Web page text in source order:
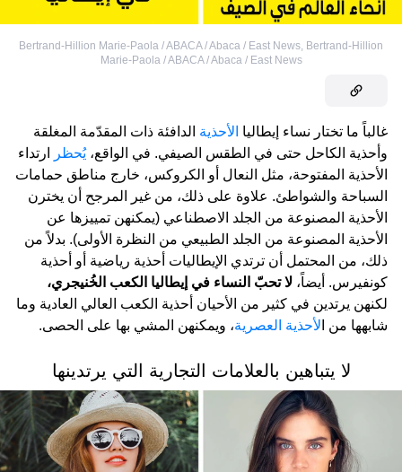
Bertrand-Hillion Marie-Paola / ABACA / Abaca / East News Bertrand-Hillion
Marie-Paola / ABACA / Abaca / East News
غالباً ما تختار نساء إيطاليا الأحذية الدافئة ذات المقدّمة المغلقة
وأحذية الكاحل حتى في الطقس الصيفي. في الواقع،يُحظر
ارتداء
الأحذية المفتوحة، مثل النعال أو الكروكس، خارج مناطق حمامات
السباحة والشواطئ. علاوة على ذلك، من غير المرجح أن يخترن
الأحذية المصنوعة من الجلد الاصطناعي (يمكنهن تمييزها عن
الأحذية المصنوعة من الجلد الطبيعي من النظرة الأولى). بدلاً من
ذلك، من المحتمل أن ترتدي الإيطاليات أحذية رياضية أو أحذية
كونفيرس. أيضاً، لا تحبّ النساء في إيطاليا الكعب الخُنيجري،
لكنهن يرتدين في كثير من الأحيان أحذية الكعب العالي العادية وما
شابهها من ا لأحذية العصرية، ويمكنهن المشي بها على الحصى.
لا يتباهين بالعلامات التجارية التي يرتدينها